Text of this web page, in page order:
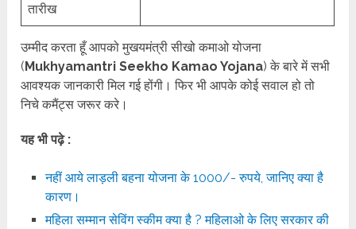
तारीख
उम्मीद करता हूँ आपको मुखयमंत्री सीखो कमाओ योजना
(Mukhyamantri Seekho Kamao Yojana) के बारे में सभी
आवश्यक जानकारी मिल गई होंगी। फिर भी आपके कोई सवाल हो तो
निचे कमैंट्स जरूर करे।
यह भी पढ़े :
नहीं आये लाड़ली बहना योजना के 1000/- रुपये, जानिए क्या है
कारण।
महिला सम्मान सेविंग स्कीम क्या है ? महिलाओ के लिए सरकार की